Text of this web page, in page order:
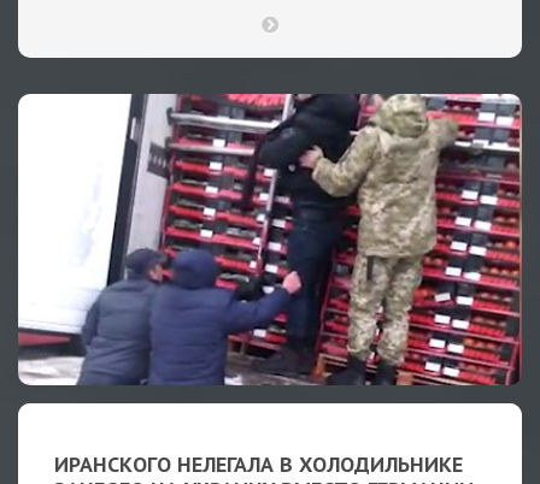
ИРАНСКОГО НЕЛЕГАЛА В ХОЛОДИЛЬНИКЕ